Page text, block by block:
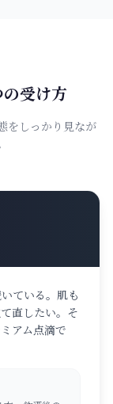
受け方
をしっかり見なが
ている。肌も
直したい。そ
アム点滴で